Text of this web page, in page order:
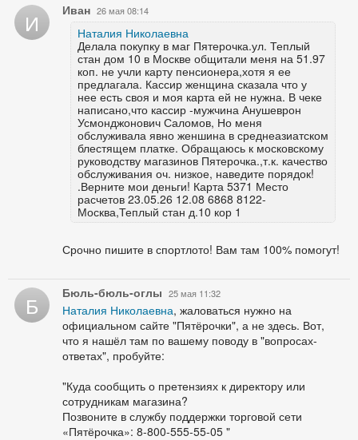
И Иван 26 мая 08:14
Наталия Николаевна
Делала покупку в маг Пятерочка.ул. Теплый
стан дом 10 в Москве общитали меня на 51.97
коп. не учли карту пенсионера,хотя я ее
предлагала. Кассир женщина сказала что у
нее есть своя и моя карта ей не нужна. В чеке
написано,что кассир -мужчина Анушеврон
Усмонджонович Саломов, Но меня
обслуживала явно женшина в среднеазиатском
блестящем платке. Обращаюсь к московскому
руководству магазинов Пятерочка.,т.к. качество
обслуживания оч. низкое, наведите порядок!
.Верните мои деньги! Карта 5371 Место
расчетов 23.05.26 12.08 6868 8122-
Москва,Теплый стан д.10 кор 1
Срочно пишите в спортлото! Вам там 100% помогут!
Б Бюль-бюль-оглы 25 мая 11:32
Наталия Николаевна, жаловаться нужно на
официальном сайте "Пятёрочки", а не здесь. Вот,
что я нашёл там по вашему поводу в "вопросах-
ответах", пробуйте:
"Куда сообщить о претензиях к директору или
сотрудникам магазина?
Позвоните в службу поддержки торговой сети
«Пятёрочка»: 8-800-555-55-05 "